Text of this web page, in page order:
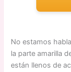
No estamos
la parte amarilla
están llenos de